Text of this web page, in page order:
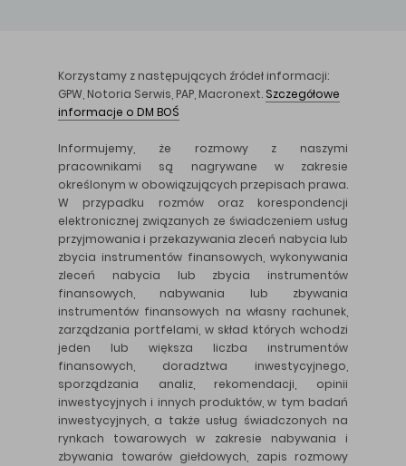
Korzystamy z następujących źródeł informacji:
GPW, Notoria Serwis, PAP, Macronext. Szczegółowe
informacje o DM BOŚ
Informujemy, że rozmowy z naszymi
pracownikami są nagrywane w zakresie
określonym w obowiązujących przepisach prawa.
W przypadku rozmów oraz korespondencji
elektronicznej związanych ze świadczeniem usług
przyjmowania i przekazywania zleceń nabycia lub
zbycia instrumentów finansowych, wykonywania
zleceń nabycia lub zbycia instrumentów
finansowych, nabywania lub zbywania
instrumentów finansowych na własny rachunek,
zarządzania portfelami, w skład których wchodzi
jeden lub większa liczba instrumentów
finansowych, doradztwa inwestycyjnego,
sporządzania analiz, rekomendacji, opinii
inwestycyjnych i innych produktów, w tym badań
inwestycyjnych, a także usług świadczonych na
rynkach towarowych w zakresie nabywania i
zbywania towarów giełdowych, zapis rozmowy